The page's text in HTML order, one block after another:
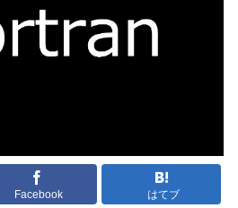
Facebook はてブ